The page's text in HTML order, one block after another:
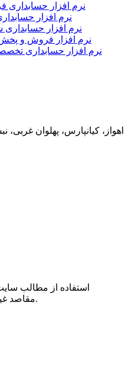
نرم افزار حسابداری
نرم افزار
نرم افزار
نرم افزار فروش و
نرم افزار حسابداری
اهواز، کیانپارس، پهلوان غربی،
استفاده از مطالب
مقاصد غیر تجاری و با ذکر منبع بلامانع است.